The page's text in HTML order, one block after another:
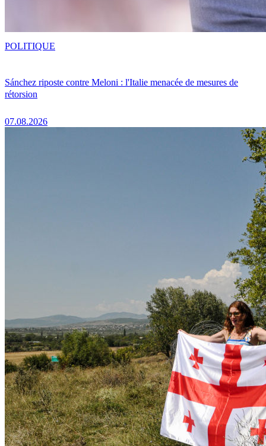
Sánchez riposte contre Meloni : l'Italie menacée de mesures de
rétorsion
07.08.2026
POLITIQUE